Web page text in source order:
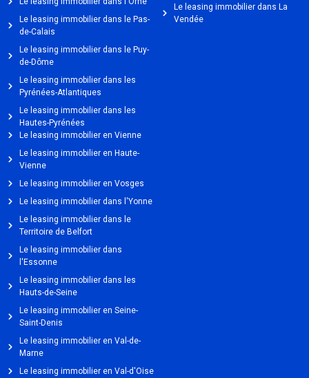
Le leasing immobilier dans le Pas-
de-Calais
Le leasing immobilier dans le Puy-
de-Dôme
Le leasing immobilier dans les
Pyrénées-Atlantiques
Le leasing immobilier dans les
Hautes-Pyrénées
Le leasing immobilier dans La
Vendée
Le leasing immobilier en Vienne
Le leasing immobilier en Haute-
Vienne
Le leasing immobilier en Vosges
Le leasing immobilier dans l'Yonne
Le leasing immobilier dans le
Territoire de Belfort
Le leasing immobilier dans
l'Essonne
Le leasing immobilier dans les
Hauts-de-Seine
Le leasing immobilier en Seine-
Saint-Denis
Le leasing immobilier en Val-de-
Marne
Le leasing immobilier en Val-d'Oise